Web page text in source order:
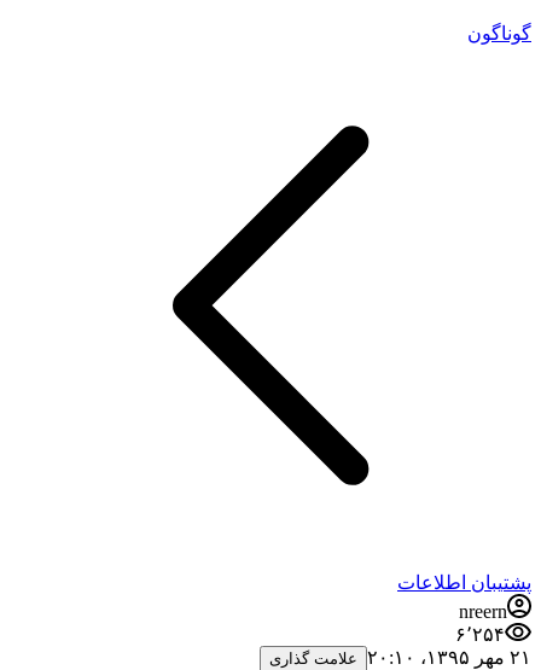
گوناگون
پشتیبان اطلاعات
nreern
۶٬۲۵۴
۲۱ مهر ۱۳۹۵،‏ ۲۰:۱۰
علامت گذاری